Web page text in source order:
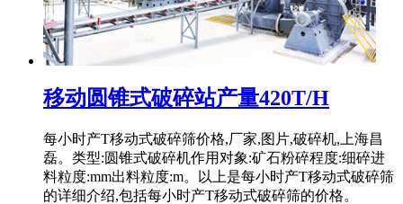
移动圆锥式破碎站产量420T/H
每小时产T移动式破碎筛价格,厂家,图片,破碎机,上海昌
磊。类型:圆锥式破碎机作用对象:矿石粉碎程度:细碎进
料粒度:mm出料粒度:m。以上是每小时产T移动式破碎筛
的详细介绍,包括每小时产T移动式破碎筛的价格。